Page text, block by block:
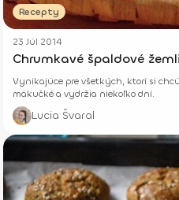
Recepty
23 Júl 2014
Chrumkavé špaldové
Vynikajúce pre všetkých, ktorí si
mäkučké a vydržia niekoľko dní.
Lucia Švaral